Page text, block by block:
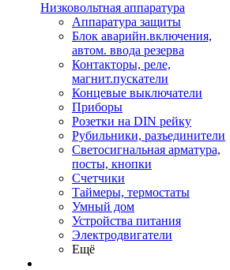
Низковольтная аппаратура
Аппаратура защиты
Блок аварийн.включения,
автом. ввода резерва
Контакторы, реле,
магнит.пускатели
Концевые выключатели
Приборы
Розетки на DIN рейку
Рубильники, разъединители
Светосигнальная арматура,
посты, кнопки
Счетчики
Таймеры, термостаты
Умный дом
Устройства питания
Электродвигатели
Ещё